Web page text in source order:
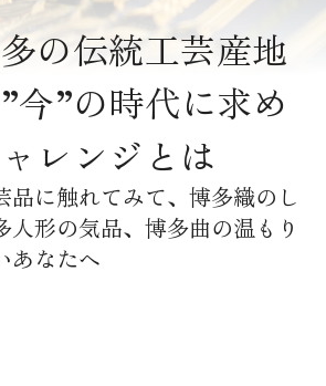
の伝統工芸産地
今”の時代に求め
レンジとは
品に触れてみて、博多織のし
人形の気品、博多曲の温もり
あなたへ